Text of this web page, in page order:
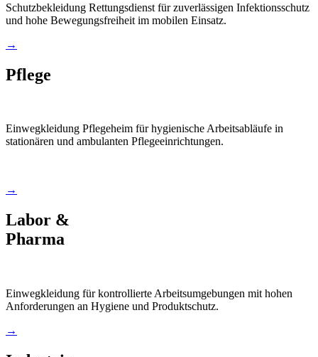
Schutzbekleidung Rettungsdienst für zuverlässigen Infektionsschutz
und hohe Bewegungsfreiheit im mobilen Einsatz.
→
Pflege
Einwegkleidung Pflegeheim für hygienische Arbeitsabläufe in
stationären und ambulanten Pflegeeinrichtungen.
→
Labor &
Pharma
Einwegkleidung für kontrollierte Arbeitsumgebungen mit hohen
Anforderungen an Hygiene und Produktschutz.
→